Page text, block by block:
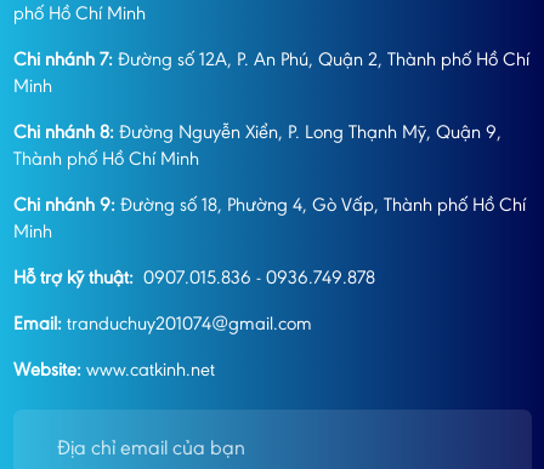
phố Hồ Chí Minh
Chi nhánh 7:Đường số 12A, P. An Phú, Quận 2, Thành phố Hồ Chí
Minh
Chi nhánh 8:Đường Nguyễn Xiển, P. Long Thạnh Mỹ, Quận 9,
Thành phố Hồ Chí Minh
Chi nhánh 9:Đường số 18, Phường 4, Gò Vấp, Thành phố Hồ Chí
Minh
Hỗ trợ kỹ thuật:0907.015.836 - 0936.749.878
Email:tranduchuy201074@gmail.com
Website:www.catkinh.net